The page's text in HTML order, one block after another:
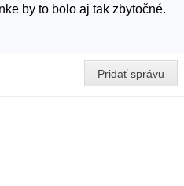
by to bolo aj tak zbytočné.
Pridať správu